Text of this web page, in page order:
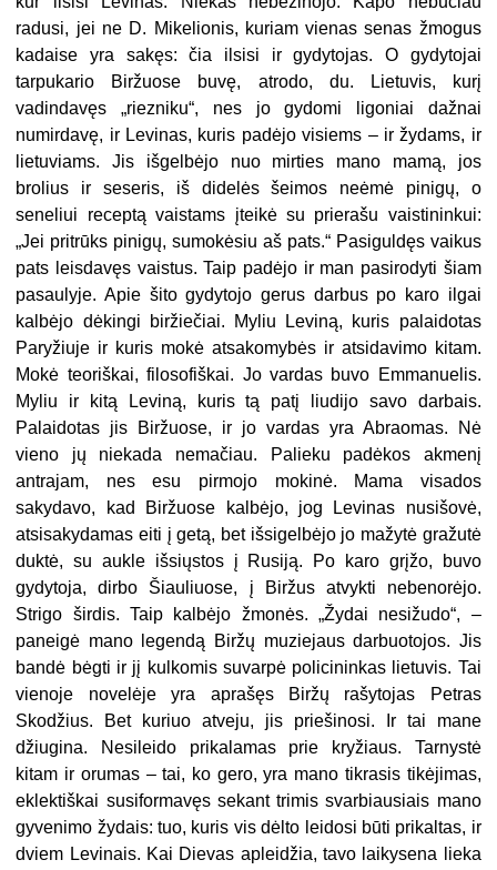
radusi, jei ne D. Mikelionis, kuriam vienas senas žmogus
kadaise yra sakęs: čia ilsisi ir gydytojas. O gydytojai
tarpukario Biržuose buvę, atrodo, du.
Lietuvis, kurį
vadindavęs „riezniku“, nes jo gydomi ligoniai dažnai
numirdavę, ir Levinas, kuris padėjo visiems – ir žydams, ir
lietuviams. Jis išgelbėjo nuo mirties mano mamą, jos
brolius ir seseris, iš didelės šeimos neėmė pinigų, o
seneliui receptą vaistams įteikė su prierašu vaistininkui:
„Jei pritrūks pinigų, sumokėsiu aš pats.“ Pasiguldęs vaikus
pats leisdavęs vaistus. Taip padėjo ir man pasirodyti šiam
pasaulyje. Apie šito gydytojo gerus darbus po karo ilgai
kalbėjo dėkingi biržiečiai. Myliu Leviną, kuris palaidotas
Paryžiuje ir kuris mokė atsakomybės ir atsidavimo kitam.
Mokė teoriškai, filosofiškai. Jo vardas buvo Emmanuelis.
Myliu ir kitą Leviną, kuris tą patį liudijo savo darbais.
Palaidotas jis Biržuose, ir jo vardas yra Abraomas. Nė
vieno jų niekada nemačiau. Palieku padėkos akmenį
antrajam, nes esu pirmojo mokinė. Mama visados
sakydavo, kad Biržuose kalbėjo, jog Levinas nusišovė,
atsisakydamas eiti į getą, bet išsigelbėjo jo mažytė gražutė
duktė, su aukle išsiųstos į Rusiją. Po karo grįžo, buvo
gydytoja, dirbo Šiauliuose, į Biržus atvykti nebenorėjo.
Strigo širdis. Taip kalbėjo žmonės. „Žydai nesižudo“, –
paneigė mano legendą Biržų muziejaus darbuotojos. Jis
bandė bėgti ir jį kulkomis suvarpė policininkas lietuvis. Tai
vienoje novelėje yra aprašęs Biržų rašytojas Petras
Skodžius. Bet kuriuo atveju, jis priešinosi. Ir tai mane
džiugina. Nesileido prikalamas prie kryžiaus. Tarnystė
kitam ir orumas – tai, ko gero, yra mano tikrasis tikėjimas,
eklektiškai susiformavęs sekant trimis svarbiausiais mano
gyvenimo žydais: tuo, kuris vis dėlto leidosi būti prikaltas, ir
dviem Levinais. Kai Dievas apleidžia, tavo laikysena lieka